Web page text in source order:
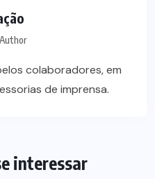
colaboradores, em
de imprensa.
interessar